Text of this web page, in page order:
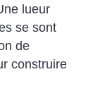
lueur
se sont
de
construire